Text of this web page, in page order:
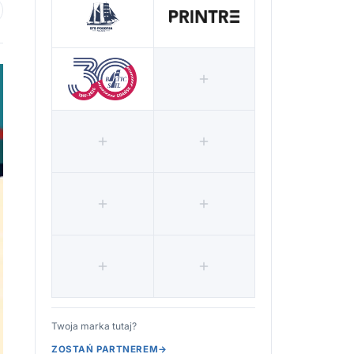
ulubionych
Twoja marka tutaj?
ZOSTAŃ PARTNEREM→